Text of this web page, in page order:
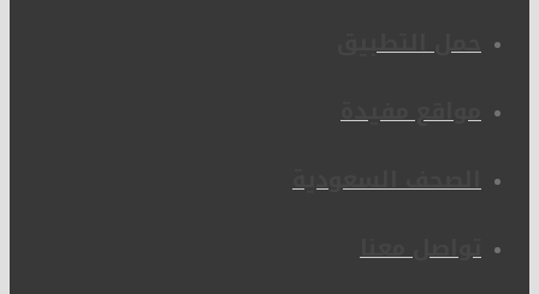
حمل التطبيق
مواقع مفيدة
الصحف السعودية
تواصل معنا